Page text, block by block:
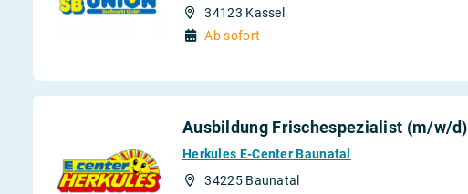
34123 Kassel
Ab sofort
Ausbildung Frischespezialist (m/w/d)
Herkules E-Center Baunatal
34225 Baunatal